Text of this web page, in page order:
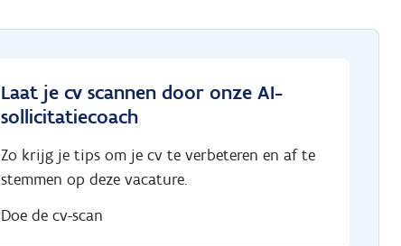
Laat je cv scannen door onze AI-
sollicitatiecoach
Zo krijg je tips om je cv te verbeteren en af te
stemmen op deze vacature.
Doe de cv-scan